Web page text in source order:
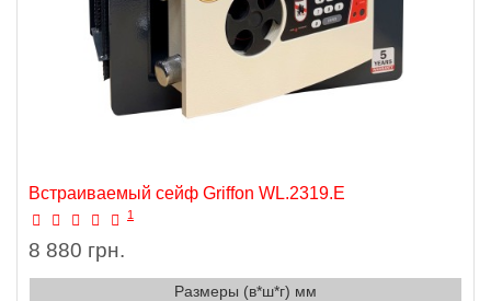
Встраиваемый сейф Griffon WL.2319.E
1
8 880 грн.
Размеры (в*ш*г) мм